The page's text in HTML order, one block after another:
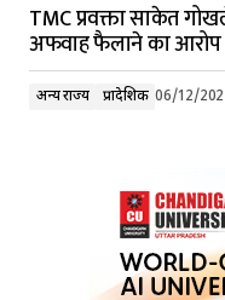
TMC प्रवक्ता साकेत
अफवाह फैलाने का आरोप
अन्य राज्य प्रादेशिक 06/12/